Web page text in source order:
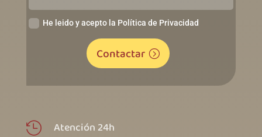
He leido y acepto la Política de Privacidad
Contactar
 Atención 24h